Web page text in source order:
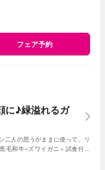
フェア予約
に♪緑溢れるガ
二人の思うがままに使って、リ
毛和牛×ズワイガニ＞試食付き